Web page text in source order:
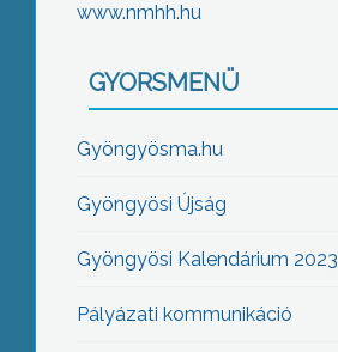
www.nmhh.hu
GYORSMENÜ
Gyöngyösma.hu
Gyöngyösi Újság
Gyöngyösi Kalendárium 2023
Pályázati kommunikáció